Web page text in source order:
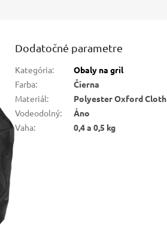
Dodatočné parametre
Kategória:
Obaly na gril
Farba:
Čierna
Materiál:
Polyester Oxford Cloth
Vodeodolný:
Áno
Vaha: 0,4 a 0,5 kg